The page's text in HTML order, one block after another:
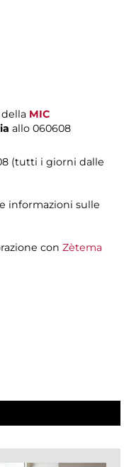
della MIC
allo 060608
(tutti i giorni dalle
informazioni sulle
con Zètema